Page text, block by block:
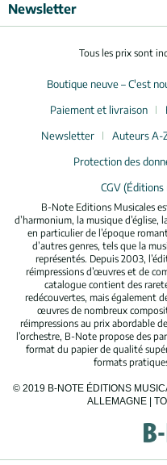
Newsletter
Tous les prix sont
Boutique neuve – C'est
Paiement et livraison
Newsletter
Auteurs A-
Protection des
CGV
B-Note Editions Musicales
d’harmonium, la musique d’église,
en particulier de l’époque
d’autres genres, tels que la
représentés. Depuis 2003,
réimpressions d’œuvres et de
catalogue contient des
redécouvertes, mais également
œuvres de nombreux
réimpressions au prix abordable
l’orchestre, B-Note propose des
format du papier de qualité
formats
© 2019 B-NOTE ÉDITIONS
ALLEMAGNE |